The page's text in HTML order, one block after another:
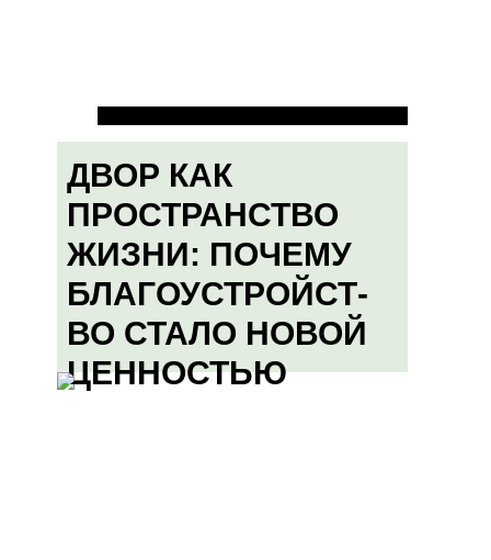
ДВОР КАК
ПРОСТРАНСТВО
ЖИЗНИ: ПОЧЕМУ
БЛАГОУСТРОЙСТ-
ВО СТАЛО НОВОЙ
ЦЕННОСТЬЮ